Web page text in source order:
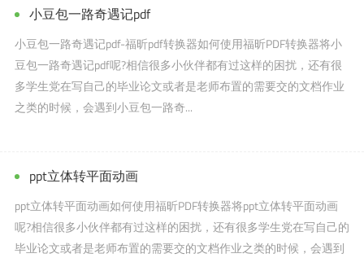
小豆包一路奇遇记pdf
小豆包一路奇遇记pdf-福昕pdf转换器如何使用福昕PDF转换器将小
豆包一路奇遇记pdf呢?相信很多小伙伴都有过这样的困扰，还有很
多学生党在写自己的毕业论文或者是老师布置的需要交的文档作业
之类的时候，会遇到小豆包一路奇...
ppt立体转平面动画
ppt立体转平面动画如何使用福昕PDF转换器将ppt立体转平面动画
呢?相信很多小伙伴都有过这样的困扰，还有很多学生党在写自己的
毕业论文或者是老师布置的需要交的文档作业之类的时候，会遇到